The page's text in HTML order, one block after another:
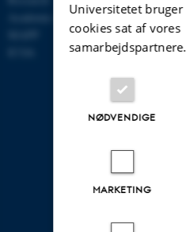
Academic and administrative staff
Universitetet bruger
cookies sat af vores
samarbejdspartnere.
NØDVENDIGE
MARKETING